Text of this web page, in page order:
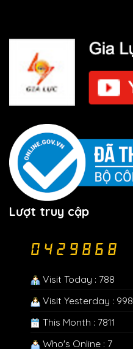
Lượt truy cập
Visit Today : 788
Visit Yesterday : 998
This Month : 7811
Who's Online : 7